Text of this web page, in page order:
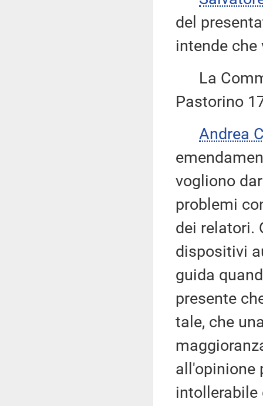
del
intende
La
Pastorino
Andrea
vogliono
problemi
dei relatori.
dispositivi
guida
presente
tale, che
all'opinione